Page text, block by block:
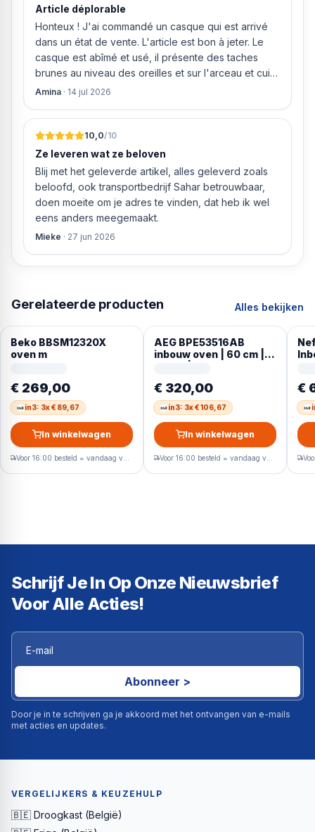
Article déplorable
Honteux ! J'ai commandé un casque qui est arrivé
dans un état de vente. L'article est bon à jeter. Le
casque est abîmé et usé, il présente des taches
brunes au niveau des oreilles et sur l'arceau et cuir
qui est craquelé ! Les coussins sont eux « dégonflés
Amina · 14 jul 2026
10,0/10
Ze leveren wat ze beloven
Blij met het geleverde artikel, alles geleverd zoals
beloofd, ook transportbedrijf Sahar betrouwbaar,
doen moeite om je adres te vinden, dat heb ik wel
eens anders meegemaakt.
Mieke · 27 jun 2026
Gerelateerde producten Alles bekijken
Beko BBSM12320X
oven m
€ 269,00
in3: 3x € 89,67
In winkelwagen
AEG BPE53516AB
inbouw oven | 60 cm |
€ 320,00
in3: 3x € 106,67
In winkelwagen
€
Schrijf Je In Op Onze Nieuwsbrief
Voor Alle Acties!
Abonneer >
Door je in te schrijven ga je akkoord met het ontvangen van e-mails
met acties en updates.
VERGELIJKERS & KEUZEHULP
🇧🇪 Droogkast (België)